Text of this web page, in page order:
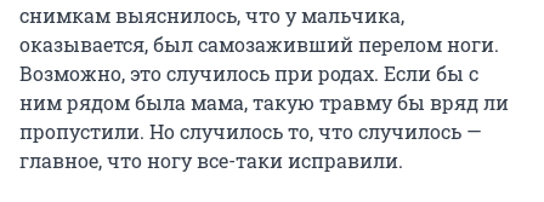
снимкам выяснилось, что у мальчика,
оказывается, был самозаживший перелом ноги.
Возможно, это случилось при родах. Если бы с
ним рядом была мама, такую травму бы вряд ли
пропустили. Но случилось то, что случилось —
главное, что ногу все-таки исправили.